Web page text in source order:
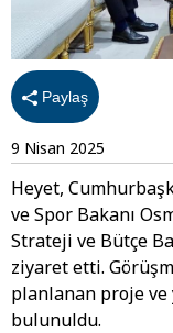
Paylaş
9 Nisan 2025
Heyet,
ve Spor Bakanı
Strateji ve Bütçe
ziyaret etti.
planlanan proje ve
bulunuldu.